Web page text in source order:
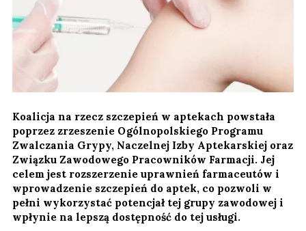
Koalicja na rzecz szczepień w aptekach powstała
poprzez zrzeszenie Ogólnopolskiego Programu
Zwalczania Grypy, Naczelnej Izby Aptekarskiej oraz
Związku Zawodowego Pracowników Farmacji. Jej
celem jest rozszerzenie uprawnień farmaceutów i
wprowadzenie szczepień do aptek, co pozwoli w
pełni wykorzystać potencjał tej grupy zawodowej i
wpłynie na lepszą dostępność do tej usługi.